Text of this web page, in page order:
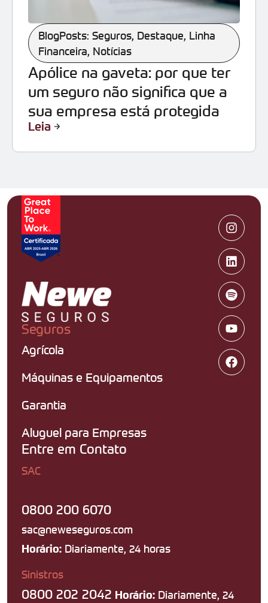
BlogPosts: Seguros, Destaque, Linha
Financeira, Notícias
Apólice na gaveta: por que ter
um seguro não significa que a
sua empresa está protegida
Leia
Seguros
Agrícola
Máquinas e Equipamentos
Garantia
Aluguel para Empresas
Entre em Contato
SAC
0800 200 6070
sac@neweseguros.com
Horário: Diariamente, 24 horas
Sinistros
0800 202 2042 Horário: Diariamente, 24